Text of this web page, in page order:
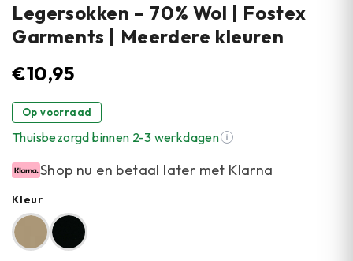
Legersokken – 70% Wol | Fostex
Garments | Meerdere kleuren
€10,95
Op voorraad
Thuisbezorgd binnen 2-3 werkdagen
Shop nu en betaal later met Klarna
Kleur